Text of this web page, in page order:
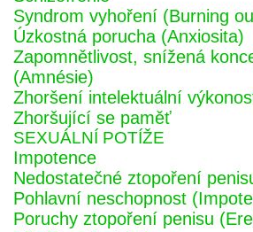
Syndrom vyhoření (Burning
Úzkostná porucha (Anxiosita)
Zapomnětlivost, snížená
(Amnésie)
Zhoršení intelektuální
Zhoršující se paměť
SEXUÁLNÍ POTÍŽE
Impotence
Nedostatečné ztopoření
Pohlavní neschopnost
Poruchy ztopoření penisu